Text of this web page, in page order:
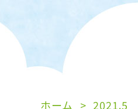
ホーム 2021.5